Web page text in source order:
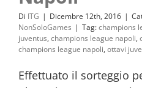
Di ITG | Dicembre 12th, 2016 |
NonSoloGames | Tag:champions
juventus, champions league napoli,
champions league napoli, ottavi
Effettuato il sorteggio